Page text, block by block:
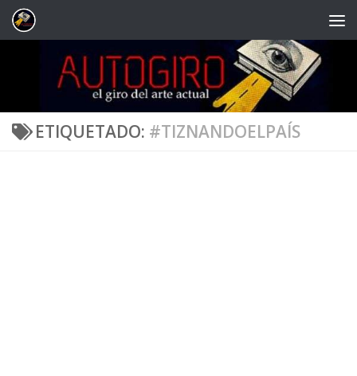
Saltar al contenido
ETIQUETADO: #TIZNANDOELPAÍS